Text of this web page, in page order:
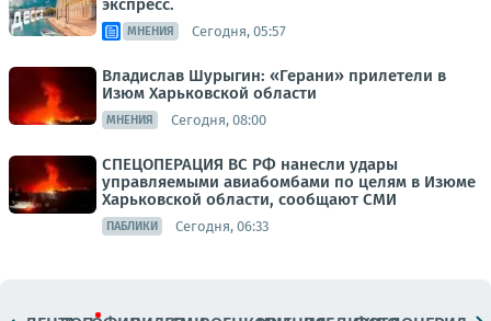
экспресс.
МНЕНИЯ Сегодня, 05:57
Владислав Шурыгин: «Герани» прилетели в
Изюм Харьковской области
МНЕНИЯ Сегодня, 08:00
СПЕЦОПЕРАЦИЯ ВС РФ нанесли удары
управляемыми авиабомбами по целям в Изюме
Харьковской области, сообщают СМИ
ПАБЛИКИ Сегодня, 06:33